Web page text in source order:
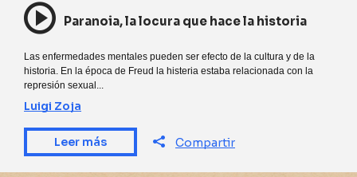
Paranoia, la locura que hace la historia
Las enfermedades mentales pueden ser efecto de la cultura y de la
historia. En la época de Freud la histeria estaba relacionada con la
represión sexual...
Luigi Zoja
Leer más Compartir